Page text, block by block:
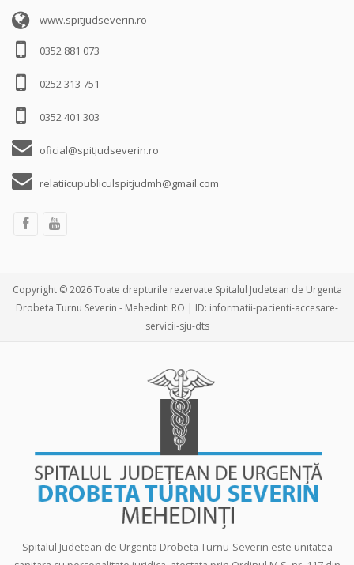
www.spitjudseverin.ro
0352 881 073
0252 313 751
0352 401 303
oficial@spitjudseverin.ro
relatiicupubliculspitjudmh@gmail.com
Copyright © 2026 Toate drepturile rezervate Spitalul Judetean de Urgenta
Drobeta Turnu Severin - Mehedinti RO | ID: informatii-pacienti-accesare-
servicii-sju-dts
Spitalul Judetean de Urgenta Drobeta Turnu-Severin este unitatea